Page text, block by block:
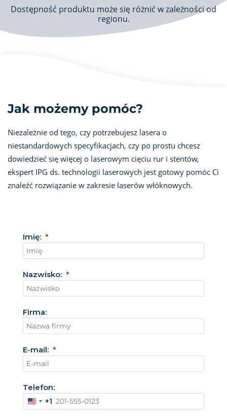
Dostępność produktu może się różnić w zależności od
regionu.
Jak możemy pomóc?
Niezależnie od tego, czy potrzebujesz lasera o
niestandardowych specyfikacjach, czy po prostu chcesz
dowiedzieć się więcej o laserowym cięciu rur i stentów,
ekspert IPG ds. technologii laserowych jest gotowy pomóc Ci
znaleźć rozwiązanie w zakresie laserów włóknowych.
Imię:
Nazwisko:
Firma:
E-mail:
Telefon:
S
+1